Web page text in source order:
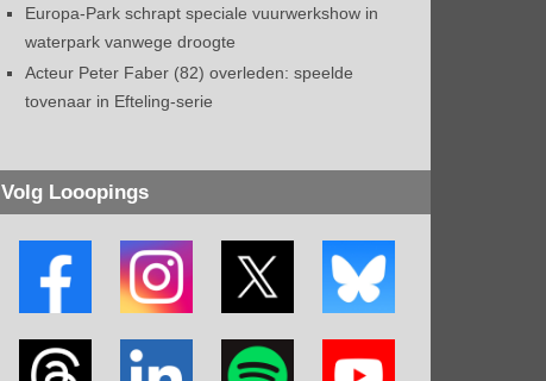
Europa-Park schrapt speciale vuurwerkshow in
waterpark vanwege droogte
Acteur Peter Faber (82) overleden: speelde
tovenaar in Efteling-serie
Volg Looopings